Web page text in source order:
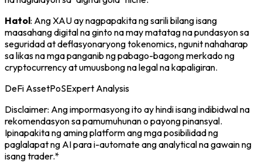
Hatol: Ang XAU ay nagpapakita ng sarili bilang isang
maasahang digital na ginto na may matatag na pundasyon sa
seguridad at deflasyonaryong tokenomics, ngunit nahaharap
sa likas na mga panganib ng pabago-bagong merkado ng
cryptocurrency at umuusbong na legal na kapaligiran.
DeFi AssetPoSExpert Analysis
Disclaimer: Ang impormasyong ito ay hindi isang indibidwal na
rekomendasyon sa pamumuhunan o payong pinansyal.
Ipinapakita ng aming platform ang mga posibilidad ng
paglalapat ng AI para i-automate ang analytical na gawain ng
isang trader.*